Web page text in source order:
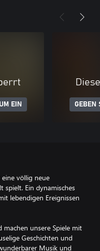
EIN GEBEN
eine völlig neue
spielt. Ein dynamisches
lebendigen Ereignissen
unsere Spiele mit
Geschichten und
Musik und